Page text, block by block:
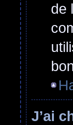
de
J’ai